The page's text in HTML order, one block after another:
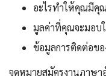
อะไรทำให้คุณมีคุ
มูลค่าที่คุณจะมอบ
ข้อมูลการติดต่อข
จดหมายสมัครงานภาษ